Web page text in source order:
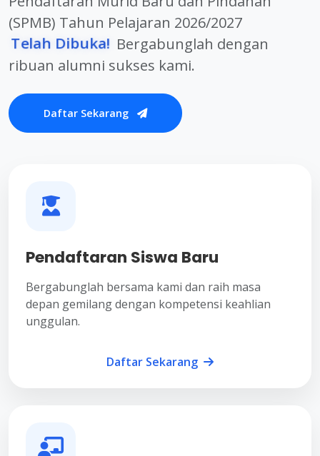
(SPMB) Tahun Pelajaran 2026/2027
Telah Dibuka! Bergabunglah dengan
ribuan alumni sukses kami.
Daftar Sekarang
Pendaftaran Siswa Baru
Bergabunglah bersama kami dan raih masa
depan gemilang dengan kompetensi keahlian
unggulan.
Daftar Sekarang